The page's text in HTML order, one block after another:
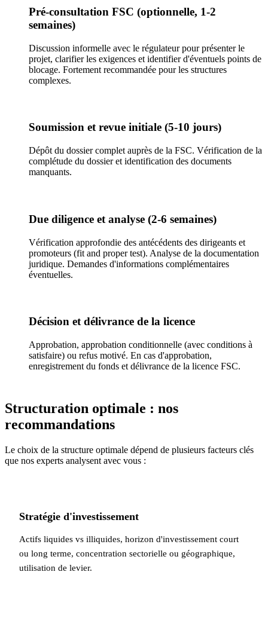
Pré-consultation FSC (optionnelle, 1-2
semaines)
Discussion informelle avec le régulateur pour présenter le
projet, clarifier les exigences et identifier d'éventuels points de
blocage. Fortement recommandée pour les structures
complexes.
Soumission et revue initiale (5-10 jours)
Dépôt du dossier complet auprès de la FSC. Vérification de la
complétude du dossier et identification des documents
manquants.
Due diligence et analyse (2-6 semaines)
Vérification approfondie des antécédents des dirigeants et
promoteurs (fit and proper test). Analyse de la documentation
juridique. Demandes d'informations complémentaires
éventuelles.
Décision et délivrance de la licence
Approbation, approbation conditionnelle (avec conditions à
satisfaire) ou refus motivé. En cas d'approbation,
enregistrement du fonds et délivrance de la licence FSC.
Structuration optimale : nos
recommandations
Le choix de la structure optimale dépend de plusieurs facteurs clés
que nos experts analysent avec vous :
Stratégie d'investissement
Actifs liquides vs illiquides, horizon d'investissement court
ou long terme, concentration sectorielle ou géographique,
utilisation de levier.